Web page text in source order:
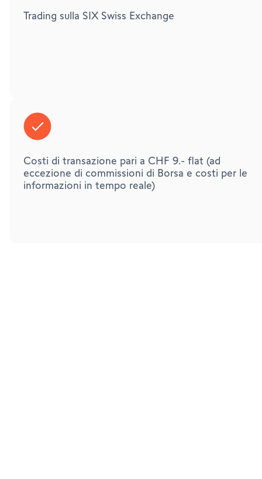
Trading sulla SIX Swiss Exchange
Costi di transazione pari a CHF 9.- flat (ad
eccezione di commissioni di Borsa e costi per le
informazioni in tempo reale)